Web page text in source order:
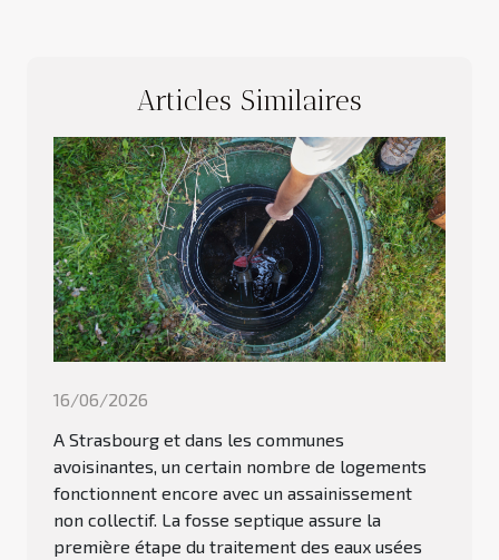
Articles Similaires
16/06/2026
A Strasbourg et dans les communes
avoisinantes, un certain nombre de logements
fonctionnent encore avec un assainissement
non collectif. La fosse septique assure la
première étape du traitement des eaux usées